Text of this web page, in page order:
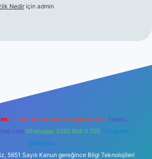
Nedir için admin
elexbetgiris.org
E-mail: backlinkpaneli@gmail.com Teams:
Whatsapp: 0262 606 0 726 Telegram:
@karabul
5651 Sayılı Kanun gereğince Bilgi Teknolojileri